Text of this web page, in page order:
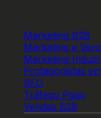
Marketing B2B
Marketing e
Marketing
Protagonistas
SEO
Tráfego Pago
Vendas B2B